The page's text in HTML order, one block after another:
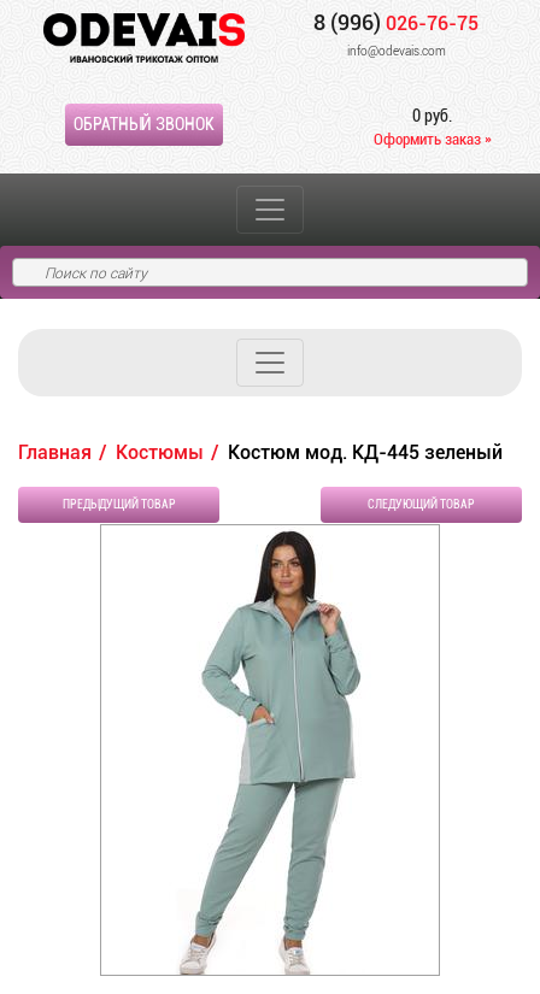
8 (996) 026-76-75
info@odevais.com
ОБРАТНЫЙ ЗВОНОК 0 руб.
Оформить заказ »
Главная Костюмы Костюм мод. КД-445 зеленый
ПРЕДЫДУЩИЙ ТОВАР СЛЕДУЮЩИЙ ТОВАР